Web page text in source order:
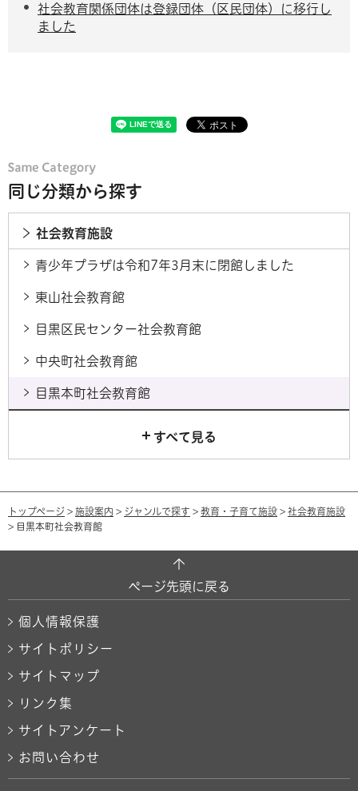
社会教育関係団体は登録団体（区民団体）に移行し
ました
同じ分類から探す
社会教育施設
青少年プラザは令和7年3月末に閉館しました
東山社会教育館
目黒区民センター社会教育館
中央町社会教育館
目黒本町社会教育館
すべて見る
トップページ > 施設案内 > ジャンルで探す > 教育・子育て施設 > 社会教育施設
> 目黒本町社会教育館
ページ先頭に戻る
個人情報保護
サイトポリシー
サイトマップ
リンク集
サイトアンケート
お問い合わせ